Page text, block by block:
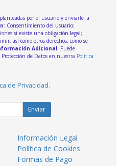
por el usuario y enviarle la
: Consentimiento del usuario;
si existe una obligación legal;
así como otros derechos, como se
Adicional: Puede
de Datos en nuestra Política
de Privacidad.
Enviar
Información Legal
Política de Cookies
Formas de Pago